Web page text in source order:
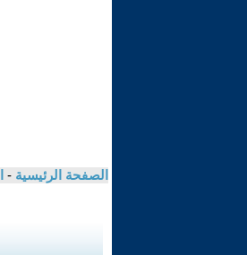
الصفحة الرئيسية -